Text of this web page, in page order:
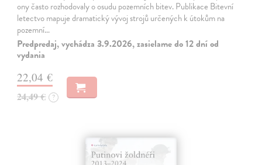
ony často rozhodovaly o osudu pozemních bitev. Publikace Bitevní
letectvo mapuje dramatický vývoj strojů určených k útokům na
pozemní…
Predpredaj, vychádza 3.9.2026, zasielame do 12 dní od
vydania
22,04 €
24,49 € ?